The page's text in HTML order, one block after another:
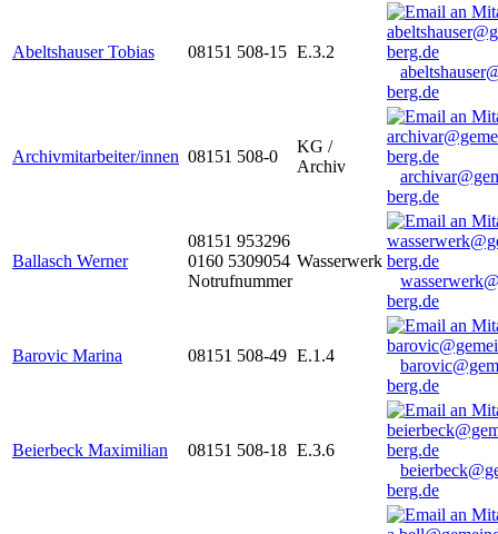
Abeltshauser Tobias 08151 508-15 E.3.2
berg.de
Archivmitarbeiter/innen 08151 508-0
KG /
Archiv
berg.de
Ballasch Werner
08151 953296
0160 5309054
Notrufnummer
Wasserwerk
berg.de
Barovic Marina 08151 508-49 E.1.4
berg.de
Beierbeck Maximilian 08151 508-18 E.3.6
berg.de